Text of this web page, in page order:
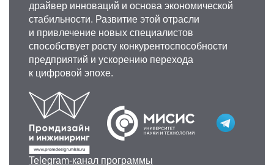
драйвер инноваций и основа экономической
стабильности. Развитие этой отрасли
и привлечение новых специалистов
способствует росту конкурентоспособности
предприятий и ускорению перехода
к цифровой эпохе.
Telegram-канал программы